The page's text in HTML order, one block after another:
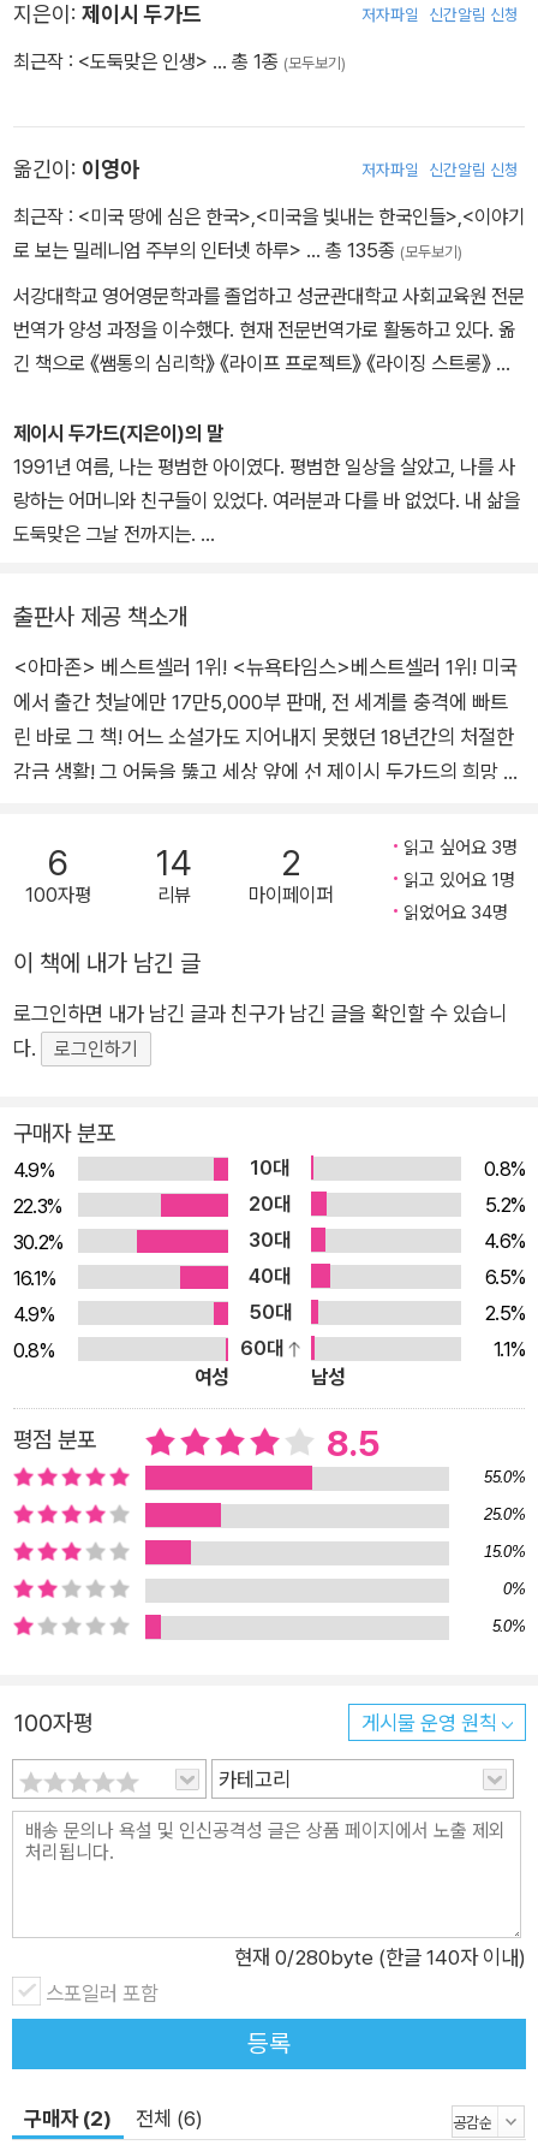
지은이: 제이시 두가드 저자파일 신간알림 신청
최근작 : <도둑맞은 인생> … 총 1종 (모두보기)
옮긴이: 이영아 저자파일 신간알림 신청
최근작 : <미국 땅에 심은 한국>,<미국을 빛내는 한국인들>,<이야기
로 보는 밀레니엄 주부의 인터넷 하루> … 총 135종 (모두보기)
서강대학교 영어영문학과를 졸업하고 성균관대학교 사회교육원 전문
번역가 양성 과정을 이수했다. 현재 전문번역가로 활동하고 있다. 옮
긴 책으로 《쌤통의 심리학》 《라이프 프로젝트》 《라이징 스트롱》 등
제이시 두가드(지은이)의 말
1991년 여름, 나는 평범한 아이였다. 평범한 일상을 살았고, 나를 사
랑하는 어머니와 친구들이 있었다. 여러분과 다를 바 없었다. 내 삶을
도둑맞은 그날 전까지는.
나는 18년 동안 감금되어 살았다. 누군가에게 이용당하고 학대당했
다. 18년 동안 내 이름을 말할 수 없었다. 엄마가 되었지만 언니로 불
릴 수밖에 없었다. 18년 동안의 절망적인 상황에서 난 살아남았다.
2009년 8월 26일, 내 이름을 되찾았다. 내 이름은 제이시 리 두가
드. 나는 나 자신을 피해자로 생각지 않는다. 난 살아남았다.
이 책은 내가 기억하는 그대로를 내 방식대로, 나의 목소리로 쓴 나의
이야기이다.
출판사 제공 책소개
<아마존> 베스트셀러 1위! <뉴욕타임스>베스트셀러 1위! 미국
에서 출간 첫날에만 17만5,000부 판매, 전 세계를 충격에 빠트
린 바로 그 책! 어느 소설가도 지어내지 못했던 18년간의 처절한
감금 생활! 그 어둠을 뚫고 세상 앞에 선 제이시 두가드의 희망 메
됐다! 2009년 8월, 우리는 미국에서 날아온 한 사건에 경악을 금
치 못했다. 성범죄자로 가석방 상태에 있던 한 남자가 열한 살 소
녀를 납치해 18년간 성노리개로 데리고 살면서 두 아이까지 낳게
했던 사실이 밝혀진 것이다. 1991년 6월 10일 아침, 여느 때와 다
름없이 학교에 가던 열한 살 소녀는 납치되어, 2009년 8월 26일
스물아홉 살이 되어서야 구출될 수 있었다. 이 충격적인 사건의
피해자인 제이시 두가드가 자신의 이야기를 책으로 출간했다. 그
유가 있다고 책에서 밝히고 있는데, 한 가지 이유는 납치범 필립
가리도가 그 오랜 세월 자신의 집 뒤뜰에서 무슨 짓을 했는지 모
두가 똑바로 알아야 한다고 생각했기 때문이고, 두 번째 이유에
대해서는 이렇게 말했다. “나와 비슷한 사정은 아니더라도 나름
대로의 어려운 상황에 처한 사람들에게 도움이 되었으면 하는 바
람 때문이다. (…) 나는 절망적인 상황에서 살아남았다.” 이 책을
출간한 미국의 사이먼 앤 슈스터(Simon & Schuster) 출판사는,
이 책은 대필 작가 없이 제이시 두가드가 직접 썼다고 밝혔다. 초
그녀가 자신의 이야기를 자신의 목소리로 담아낸 《도둑맞은 인생
(a stolen life)》은 그래서 더욱 생생하게 그녀의 생활상을 그려
내고 있다. ■ 소설가도 지어내지 못할 처참한 감금 생활 열한 살
등굣길에 납치당한 어린 소녀는 이유도 모른 채 강간당하고(‘강
간’이란 단어도 몰랐다고 그녀는 털어놓았다), 열네 살 때 첫아이,
열일곱 살 때 둘째 아이를 낳으며 자신을 범한 성폭행범에 의해
‘비밀의 뒤뜰’에서 감금당한 채 18년을 살았다. 그 어느 소설가도
것도 이미 강간과 납치 혐의로 10여 년의 복역기록을 가진 마약
중독자의 소행이라는 사실에 전 세계는 충격에 휩싸였었다. 이렇
듯《도둑맞은 인생》은 평범한 이야기는 아니다. 혹자는 18년 동안
감금되었던 뒤뜰의 창고에서 무슨 일이 벌어졌을지 궁금할 수도
있을 것이고, 혹자는 그녀의 사생활에 호기심이 생길 수도 있을
것도 숨기지 않고 보여준다. 납치 직후 납치범과 발가벗고 샤워를
해야 했고, 창고 같은 곳에 수갑이 채워진 채 홀로 방치되었으며
강간당하고, 게다가 가장 참혹한 건 ‘달리기’라고 부르는 섹스 마
라톤을 강요받을 때였다. 원하지 않는 임신과, 병원에도 갈 수 없
옷, 기억날 때면 갖다 주던 인스턴트식품, 그녀는 가리도의 집 뒤
6
100자평
14
리뷰
2
마이페이퍼
읽고 싶어요 3명
읽고 있어요 1명
읽었어요 34명
이 책에 내가 남긴 글
로그인하면 내가 남긴 글과 친구가 남긴 글을 확인할 수 있습니
다.
로그인하기
구매자 분포
4.9% 10대
0.8%
22.3%
20대
5.2%
30.2%
30대
4.6%
16.1%
40대
6.5%
4.9%
50대
2.5%
0.8%
60대
1.1%
여성
남성
평점 분포 8.5
55.0%
25.0%
15.0%
0%
5.0%
100자평 게시물 운영 원칙
카테고리
현재 0/280byte (한글 140자 이내)
스포일러 포함
등록
구매자 (2) 전체 (6)